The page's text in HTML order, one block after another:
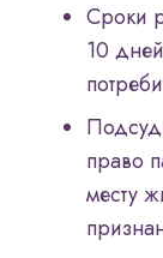
Сроки
10
право
месту